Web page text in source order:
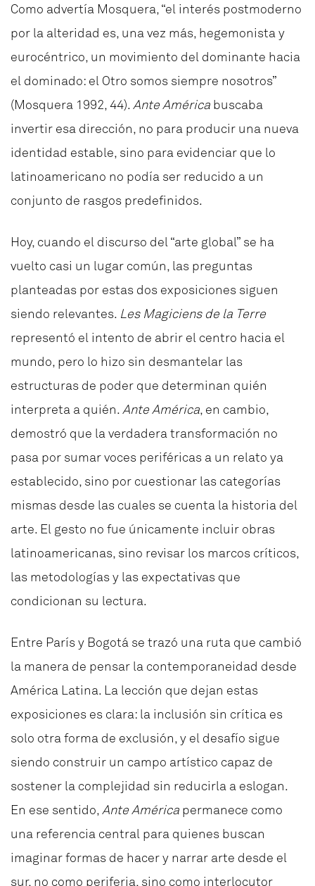
Como advertía Mosquera, “el interés postmoderno
por la alteridad es, una vez más, hegemonista y
eurocéntrico, un movimiento del dominante hacia
el dominado: el Otro somos siempre nosotros”
(Mosquera 1992, 44).Ante América buscaba
invertir esa dirección, no para producir una nueva
identidad estable, sino para evidenciar que lo
latinoamericano no podía ser reducido a un
conjunto de rasgos predefinidos.
Hoy, cuando el discurso del “arte global” se ha
vuelto casi un lugar común, las preguntas
planteadas por estas dos exposiciones siguen
siendo relevantes. Les Magiciens de la Terre
representó el intento de abrir el centro hacia el
mundo, pero lo hizo sin desmantelar las
estructuras de poder que determinan quién
interpreta a quién.Ante América, en cambio,
demostró que la verdadera transformación no
pasa por sumar voces periféricas a un relato ya
establecido, sino por cuestionar las categorías
mismas desde las cuales se cuenta la historia del
arte. El gesto no fue únicamente incluir obras
latinoamericanas, sino revisar los marcos críticos,
las metodologías y las expectativas que
condicionan su lectura.
Entre París y Bogotá se trazó una ruta que cambió
la manera de pensar la contemporaneidad desde
América Latina. La lección que dejan estas
exposiciones es clara: la inclusión sin crítica es
solo otra forma de exclusión, y el desafío sigue
siendo construir un campo artístico capaz de
sostener la complejidad sin reducirla a eslogan.
En ese sentido,Ante América permanece como
una referencia central para quienes buscan
imaginar formas de hacer y narrar arte desde el
sur, no como periferia, sino como interlocutor